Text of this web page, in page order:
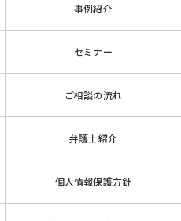
事例紹介
セミナー
ご相談の流れ
弁護士紹介
個人情報保護方針